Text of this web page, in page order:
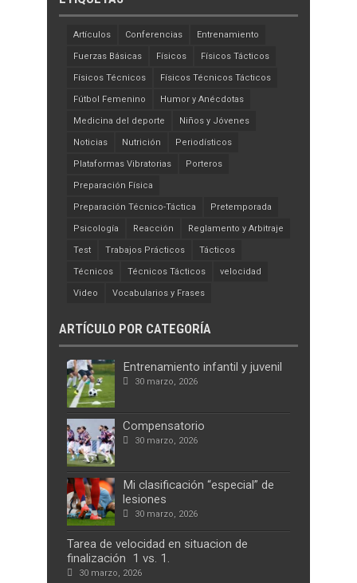
Artículos Conferencias Entrenamiento
Fuerzas Básicas Físicos Físicos Tácticos
Físicos Técnicos Físicos Técnicos Tácticos
Fútbol Femenino Humor y Anécdotas
Medicina del deporte Niños y Jóvenes
Noticias Nutrición Periodísticos
Plataformas Vibratorias Porteros
Preparación Física
Preparación Técnico-Táctica Pretemporada
Psicología Reacción Reglamento y Arbitraje
Test Trabajos Prácticos Tácticos
Técnicos Técnicos Tácticos velocidad
Video Vocabularios y Frases
ARTÍCULO POR CATEGORÍA
Entrenamiento infantil y juvenil
30 marzo, 2026
Compensatorio
30 marzo, 2026
Mi clasificación “especial” de
lesiones
30 marzo, 2026
Tarea de velocidad en situacion de
finalización 1 vs. 1.
30 marzo, 2026